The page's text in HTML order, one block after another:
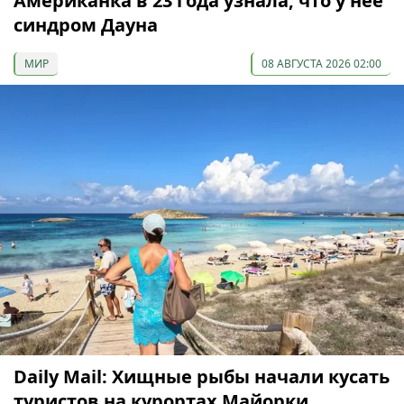
синдром Дауна
МИР 08 АВГУСТА 2026 02:00
Daily Mail: Хищные рыбы начали кусать